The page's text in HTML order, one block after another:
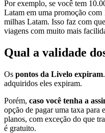
Por exemplo, se você tem
Latam em uma promoção
milhas Latam. Isso faz com
viagens com muito mais
Qual a validade
Os pontos da Livelo expiram
adquiridos eles expiram.
Porém, caso você tenha a
opção de pagar uma taxa para
planos, com exceção do que
é gratuito.